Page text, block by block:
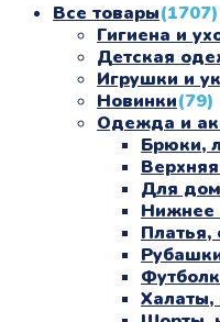
Все товары(1707)
Гигиена и
Детская
Игрушки и
Новинки(79)
Одежда и
Брюки,
Для
Нижнее
Халаты,